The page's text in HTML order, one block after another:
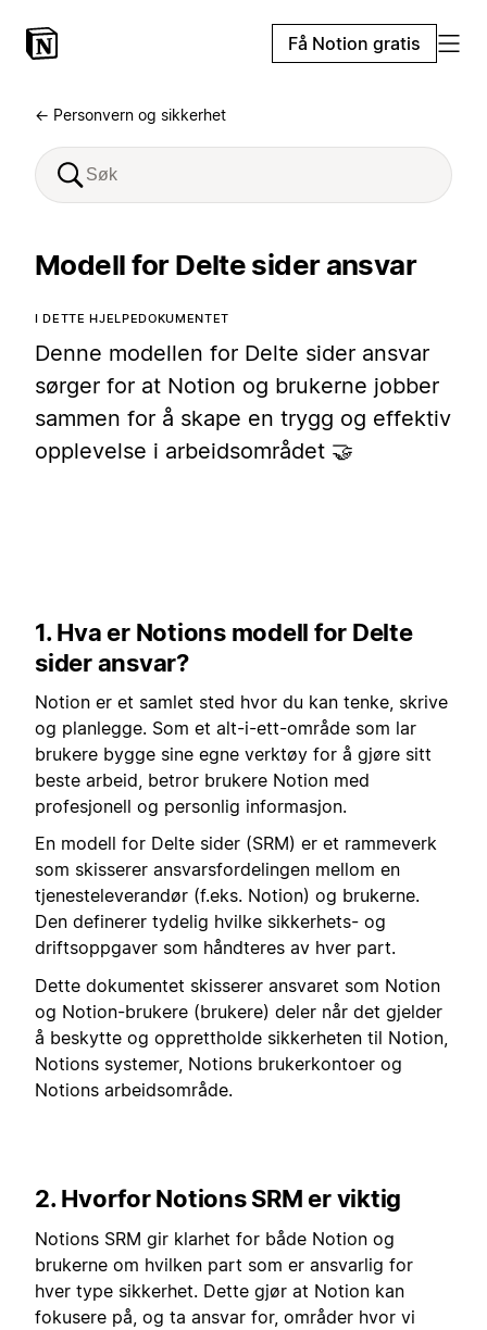
Få Notion gratis
← Personvern og sikkerhet
Modell for Delte sider ansvar
I DETTE HJELPEDOKUMENTET
Denne modellen for Delte sider ansvar
sørger for at Notion og brukerne jobber
sammen for å skape en trygg og effektiv
opplevelse i arbeidsområdet 🤝
1. Hva er Notions modell for Delte
sider ansvar?
Notion er et samlet sted hvor du kan tenke, skrive
og planlegge. Som et alt-i-ett-område som lar
brukere bygge sine egne verktøy for å gjøre sitt
beste arbeid, betror brukere Notion med
profesjonell og personlig informasjon.
En modell for Delte sider (SRM) er et rammeverk
som skisserer ansvarsfordelingen mellom en
tjenesteleverandør (f.eks. Notion) og brukerne.
Den definerer tydelig hvilke sikkerhets- og
driftsoppgaver som håndteres av hver part.
Dette dokumentet skisserer ansvaret som Notion
og Notion-brukere (brukere) deler når det gjelder
å beskytte og opprettholde sikkerheten til Notion,
Notions systemer, Notions brukerkontoer og
Notions arbeidsområde.
2. Hvorfor Notions SRM er viktig
Notions SRM gir klarhet for både Notion og
brukerne om hvilken part som er ansvarlig for
hver type sikkerhet. Dette gjør at Notion kan
fokusere på, og ta ansvar for, områder hvor vi